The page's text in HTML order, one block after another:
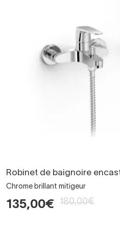
Robinet de baignoire
Chrome brillant mitigeur
135,00€ 180,00€